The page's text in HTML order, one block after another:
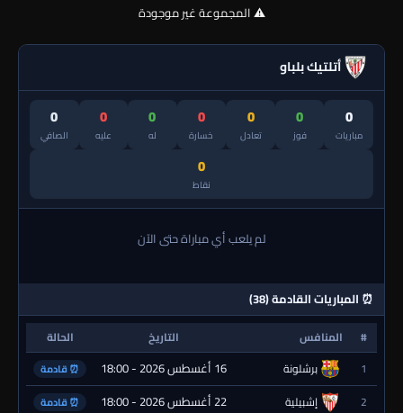
⚠️ المجموعة غير موجودة
أتلتيك بلباو
0
مباريات
0
فوز
0
تعادل
0
خسارة
0
له
0
عليه
0
الصافي
0
نقاط
لم يلعب أي مباراة حتى الآن
⏰ المباريات القادمة (38)
# المنافس التاريخ
الحالة
1
برشلونة 16 أغسطس 2026 - 18:00 ⏰ قادمة
2 إشبيلية 22 أغسطس 2026 - 18:00 ⏰ قادمة